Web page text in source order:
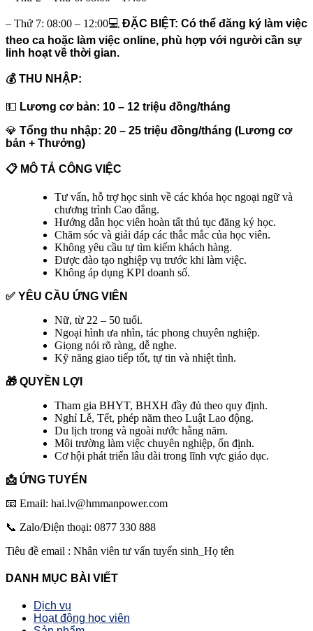
– Thứ 7: 08:00 – 12:00💻 ĐẶC BIỆT: Có thể đăng ký làm việc
theo ca hoặc làm việc online, phù hợp với người cần sự
linh hoạt về thời gian.
💰 THU NHẬP:
💵 Lương cơ bản: 10 – 12 triệu đồng/tháng
💎 Tổng thu nhập: 20 – 25 triệu đồng/tháng (Lương cơ
bản + Thưởng)
📋 MÔ TẢ CÔNG VIỆC
Tư vấn, hỗ trợ học sinh về các khóa học ngoại ngữ và
chương trình Cao đẳng.
Hướng dẫn học viên hoàn tất thủ tục đăng ký học.
Chăm sóc và giải đáp các thắc mắc của học viên.
Không yêu cầu tự tìm kiếm khách hàng.
Được đào tạo nghiệp vụ trước khi làm việc.
Không áp dụng KPI doanh số.
✅ YÊU CẦU ỨNG VIÊN
Nữ, từ 22 – 50 tuổi.
Ngoại hình ưa nhìn, tác phong chuyên nghiệp.
Giọng nói rõ ràng, dễ nghe.
Kỹ năng giao tiếp tốt, tự tin và nhiệt tình.
🎁 QUYỀN LỢI
Tham gia BHYT, BHXH đầy đủ theo quy định.
Nghỉ Lễ, Tết, phép năm theo Luật Lao động.
Du lịch trong và ngoài nước hằng năm.
Môi trường làm việc chuyên nghiệp, ổn định.
Cơ hội phát triển lâu dài trong lĩnh vực giáo dục.
📩 ỨNG TUYỂN
📧 Email: hai.lv@hmmanpower.com
📞 Zalo/Điện thoại: 0877 330 888
Tiêu đề email : Nhân viên tư vấn tuyển sinh_Họ tên
DANH MỤC BÀI VIẾT
Dịch vụ
Hoạt động học viên